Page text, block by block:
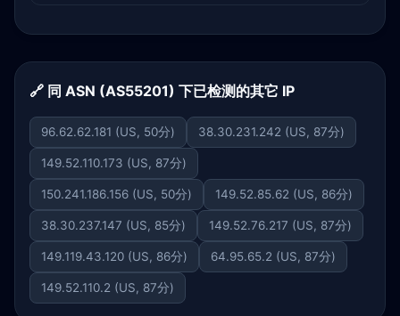
🔗 同 ASN (AS55201) 下已检测的其它 IP
96.62.62.181 (US, 50分) 38.30.231.242 (US, 87分)
149.52.110.173 (US, 87分)
150.241.186.156 (US, 50分) 149.52.85.62 (US, 86分)
38.30.237.147 (US, 85分) 149.52.76.217 (US, 87分)
149.119.43.120 (US, 86分) 64.95.65.2 (US, 87分)
149.52.110.2 (US, 87分)